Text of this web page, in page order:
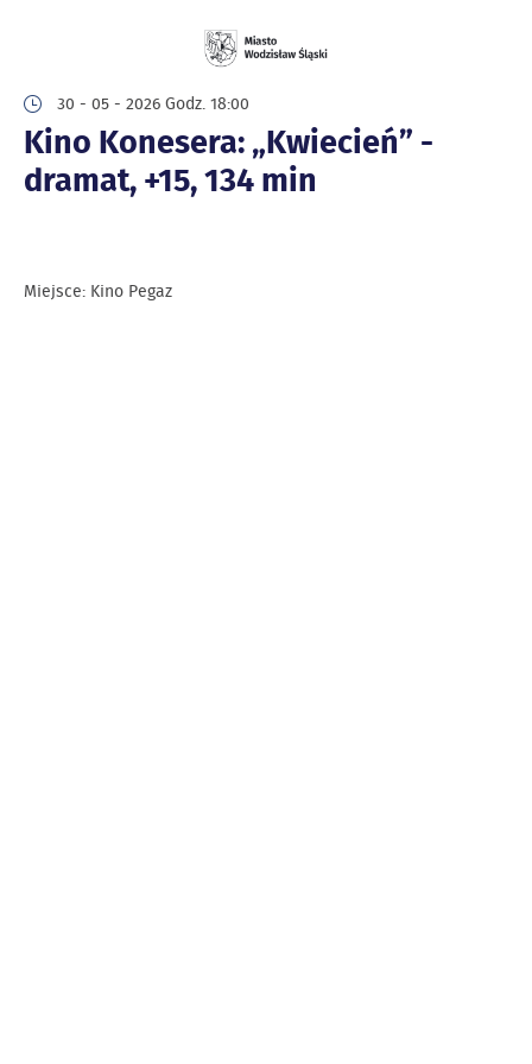
30 - 05 - 2026 Godz. 18:00
Kino Konesera: „Kwiecień” -
dramat, +15, 134 min
Miejsce: Kino Pegaz